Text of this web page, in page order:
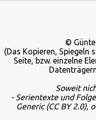
©
(Das Kopieren, Spiegeln
Seite, bzw. einzelne
Soweit
- Serientexte und
Generic (CC BY 2.0),